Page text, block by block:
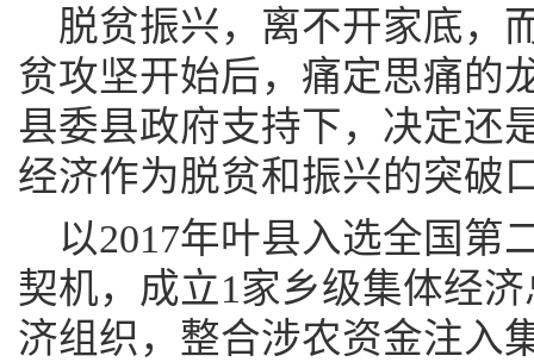
脱贫振兴，离不开家底，
贫攻坚开始后，痛定思痛的
县委县政府支持下，决定还
经济作为脱贫和振兴的突破
以2017年叶县入选全国第
契机，成立1家乡级集体经
济组织，整合涉农资金注入